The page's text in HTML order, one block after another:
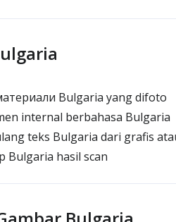
Bulgaria yang difoto
internal berbahasa Bulgaria
teks Bulgaria dari grafis
Bulgaria hasil scan